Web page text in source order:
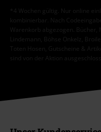
kombinierbar. Nach
Warenkorb abgezogen. Bücher,
Lindemann, Böhse Onkelz,
Toten Hosen, Gutscheine &
sind von der Aktion
Unser